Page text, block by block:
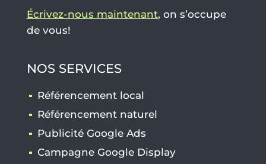
Écrivez-nous maintenant, on s’occupe
de vous!
NOS SERVICES
Référencement local
Référencement naturel
Publicité Google Ads
Campagne Google Display